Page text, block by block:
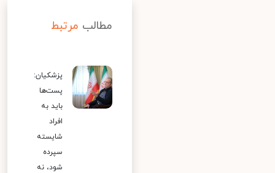
مطالب مرتبط
پزشکیان:
پست‌ها
باید به
افراد
شایسته
سپرده
شود، نه